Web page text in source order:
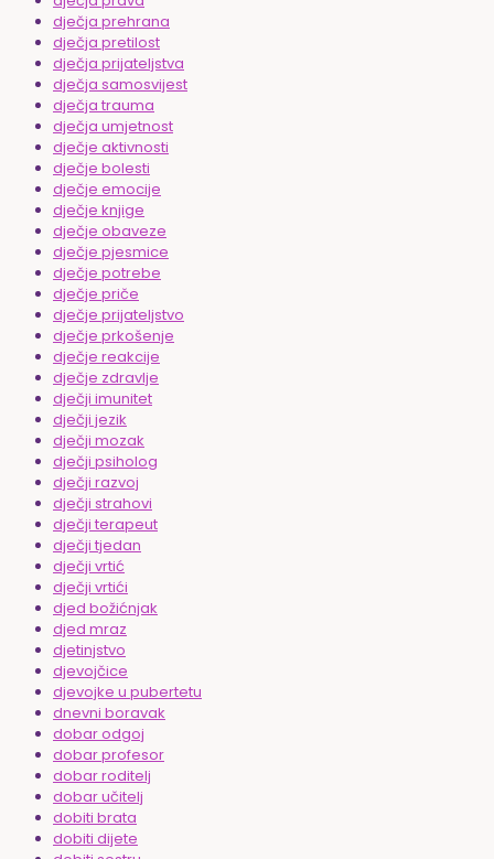
dječja prehrana
dječja pretilost
dječja prijateljstva
dječja samosvijest
dječja trauma
dječja umjetnost
dječje aktivnosti
dječje bolesti
dječje emocije
dječje knjige
dječje obaveze
dječje pjesmice
dječje potrebe
dječje priče
dječje prijateljstvo
dječje prkošenje
dječje reakcije
dječje zdravlje
dječji imunitet
dječji jezik
dječji mozak
dječji psiholog
dječji razvoj
dječji strahovi
dječji terapeut
dječji tjedan
dječji vrtić
dječji vrtići
djed božićnjak
djed mraz
djetinjstvo
djevojčice
djevojke u pubertetu
dnevni boravak
dobar odgoj
dobar profesor
dobar roditelj
dobar učitelj
dobiti brata
dobiti dijete